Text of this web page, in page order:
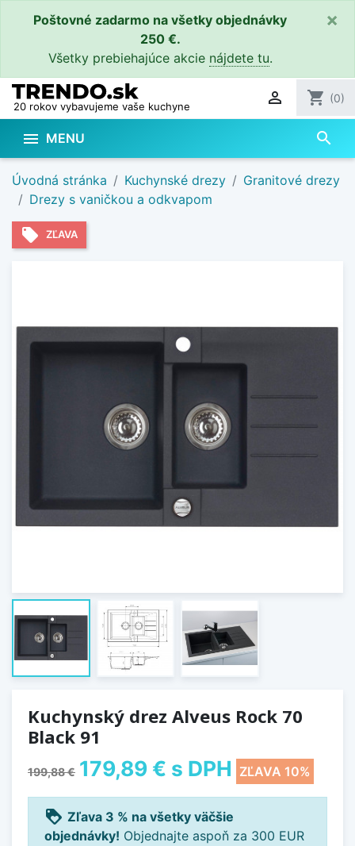
Poštovné zadarmo na všetky objednávky
250 €.
Všetky prebiehajúce akcie nájdete tu.
×
20 rokov vybavujeme vaše kuchyne  shopping_cart (0)
 MENU search
Úvodná stránka Kuchynské drezy
Granitové drezy
Drezy s vaničkou a odkvapom
local_offer ZĽAVA
Kuchynský drez Alveus Rock 70
Black 91
199,88 € 179,89 € s DPH ZĽAVA 10%
loyalty Zľava 3 % na všetky väčšie
objednávky! Objednajte aspoň za 300 EUR